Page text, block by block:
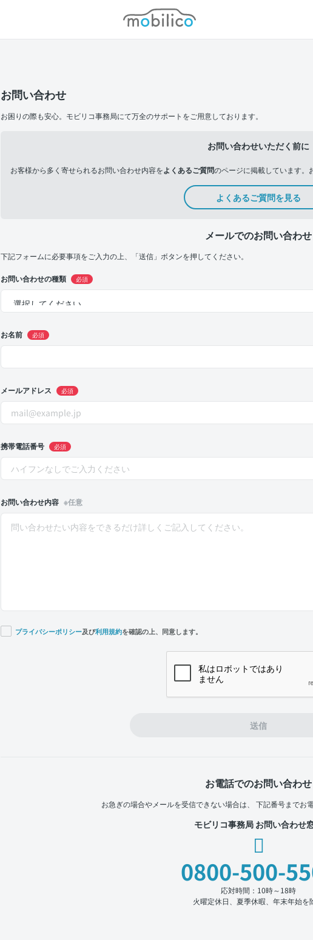
モビリコ
お問い合わせ
お困りの際も安心。モビリコ事務局にて万全のサポートをご用意しております。
お問い合わせいただく前に
お客様から多く寄せられるお問い合わせ内容をよくあるご質問のページに掲載しています。
よくあるご質問を見る
メールでのお問い合わせ
下記フォームに必要事項をご入力の上、「送信」ボタンを押してください。
お問い合わせの種類 必須
お名前 必須
メールアドレス 必須
携帯電話番号 必須
お問い合わせ内容 ※任意
プライバシーポリシー及び利用規約を確認の上、同意します。
送信
お電話でのお問い合わせ
お急ぎの場合やメールを受信できない場合は、 下記番号までお
モビリコ事務局 お問い合わせ
0800-500-
応対時間：10時～18時
火曜定休日、夏季休暇、年末年始を